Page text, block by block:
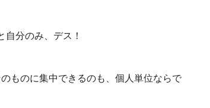
分のみ、デス！
ものに集中できるのも、個人単位ならで